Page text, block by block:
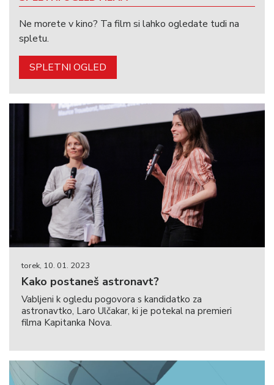
Ne morete v kino? Ta film si lahko ogledate tudi na
spletu.
SPLETNI OGLED
torek, 10. 01. 2023
Kako postaneš astronavt?
Vabljeni k ogledu pogovora s kandidatko za
astronavtko, Laro Ulčakar, ki je potekal na premieri
filma Kapitanka Nova.